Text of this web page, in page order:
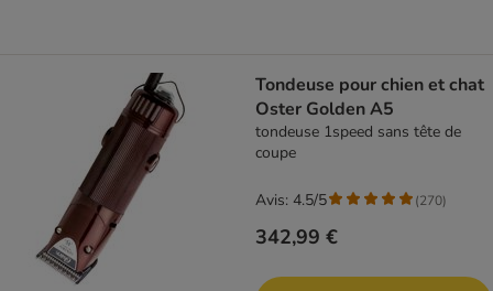
Tondeuse pour chien et chat
Oster Golden A5
tondeuse 1speed sans tête de
coupe
342,99 €
Avis: 4.5/5 (270)